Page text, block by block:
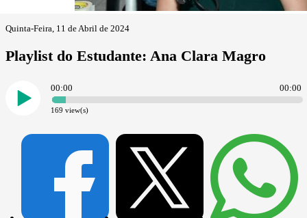
Quinta-Feira, 11 de Abril de 2024
Playlist do Estudante: Ana Clara Magro
00:00 00:00
169 view(s)